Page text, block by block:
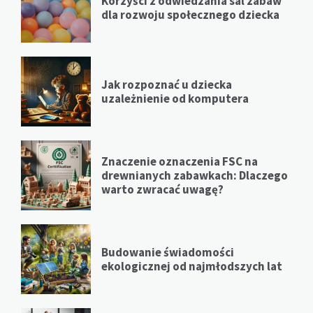
dla rozwoju społecznego dziecka
Jak rozpoznać u dziecka
uzależnienie od komputera
Znaczenie oznaczenia FSC na
drewnianych zabawkach: Dlaczego
warto zwracać uwagę?
Budowanie świadomości
ekologicznej od najmłodszych lat